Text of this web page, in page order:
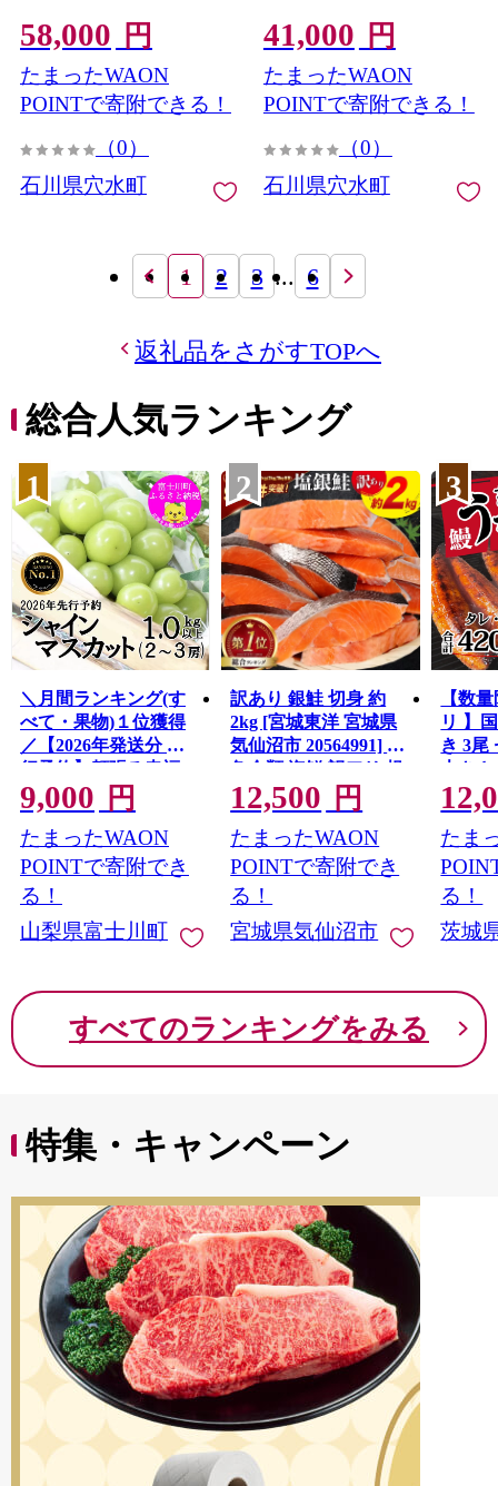
58,000 円
たまったWAON
POINTで寄附できる！
（0）
石川県穴水町
41,000 円
たまったWAON
POINTで寄附できる！
（0）
石川県穴水町
1 2 3 ... 6
返礼品をさがすTOPへ
総合人気ランキング
1
＼月間ランキング(す
べて・果物)１位獲得
／【2026年発送分 先
行予約】頬張る幸福
感 〜緑の宝石・ シ
ャインマスカット 〜
１ｋｇ以上（２〜３
房） フルーツ 山梨県
産 果物 くだもの シャ
イン マスカット ぶど
う ブドウ 葡萄 大粒 種
9000円 九千円
9,000 円
たまったWAON
POINTで寄附でき
る！
山梨県富士川町
2
訳あり 銀鮭 切身 約
2kg [宮城東洋 宮城県
気仙沼市 20564991] 鮭
魚介類 海鮮 訳アリ 規
格外 不揃い さけ サケ
鮭切身 シャケ 切り身
冷凍 家庭用 おかず 弁
当 支援 サーモン 銀鮭
切り身 魚 わけあり
12,500 円
たまったWAON
POINTで寄附でき
る！
宮城県気仙沼市
3
【数
リ 】
き 3尾
大き
レ・
鰻 ふ
な重
茨城
と納
たま
る！
茨城
すべてのランキングをみる
特集・キャンペーン